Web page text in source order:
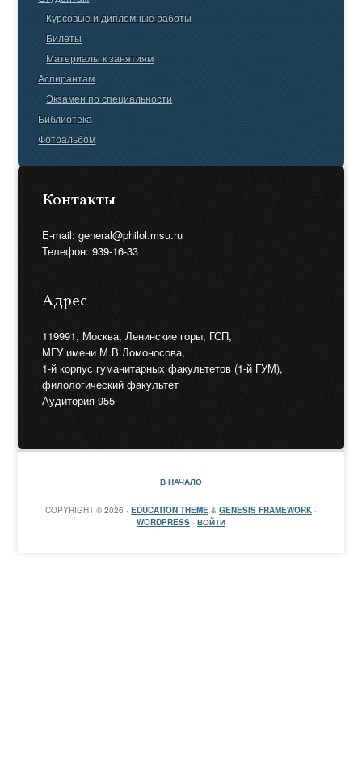
Курсовые и дипломные работы
Билеты
Материалы к занятиям
Аспирантам
Экзамен по специальности
Библиотека
Фотоальбом
Контакты
E-mail: general@philol.msu.ru
Телефон: 939-16-33
Адрес
119991, Москва, Ленинские горы, ГСП,
МГУ имени М.В.Ломоносова,
1-й корпус гуманитарных факультетов (1-й ГУМ),
филологический факультет
Аудитория 955
В НАЧАЛО
COPYRIGHT © 2026 · EDUCATION THEME & GENESIS FRAMEWORK ·
WORDPRESS · ВОЙТИ